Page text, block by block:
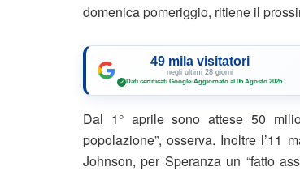
domenica pomeriggio, ritiene il
49 mila visitatori
negli ultimi 28 giorni
✓ Dati certificati Google·Aggiornato al 06 Agosto 2026
Dal 1° aprile sono attese 50
popolazione”, osserva. Inoltre l’11
Johnson, per Speranza un “fatto